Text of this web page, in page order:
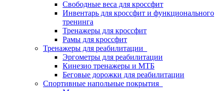
Свободные веса для кроссфит
Инвентарь для кроссфит и функционального
тренинга
Тренажеры для кроссфит
Рамы для кроссфит
Тренажеры для реабилитации
Эргометры для реабилитации
Кинезио тренажеры и МТБ
Беговые дорожки для реабилитации
Спортивные напольные покрытия